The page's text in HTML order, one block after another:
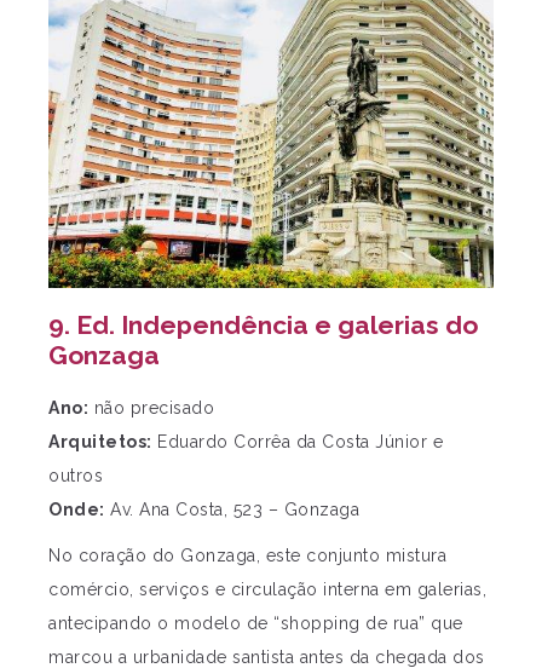
9. Ed. Independência e galerias do
Gonzaga
Ano: não precisado
Arquitetos: Eduardo Corrêa da Costa Júnior e
outros
Onde: Av. Ana Costa, 523 – Gonzaga
No coração do Gonzaga, este conjunto mistura
comércio, serviços e circulação interna em galerias,
antecipando o modelo de “shopping de rua” que
marcou a urbanidade santista antes da chegada dos